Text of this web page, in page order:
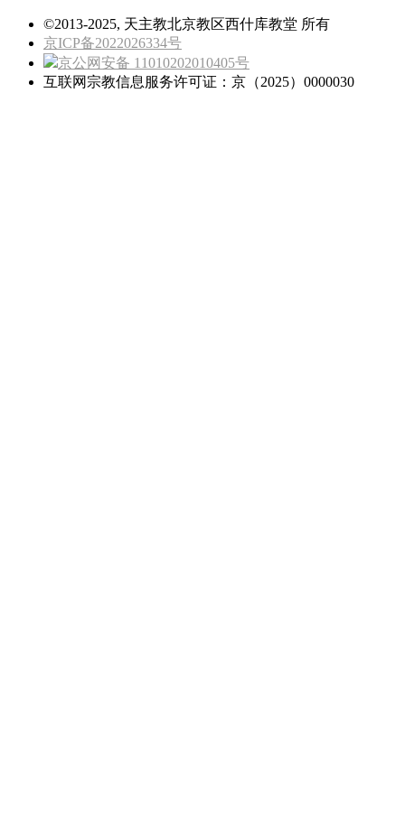
©2013-2025, 天主教北京教区西什库教堂 所有
京ICP备2022026334号
京公网安备 11010202010405号
互联网宗教信息服务许可证：京（2025）0000030